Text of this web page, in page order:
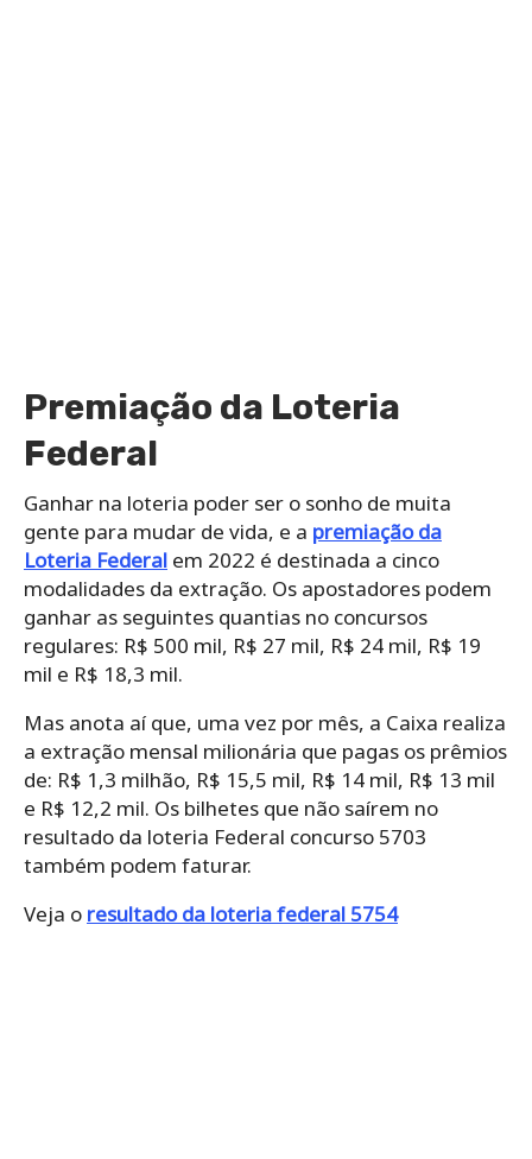
Premiação da Loteria
Federal
Ganhar na loteria poder ser o sonho de muita
gente para mudar de vida, e a premiação da
Loteria Federal em 2022 é destinada a cinco
modalidades da extração. Os apostadores podem
ganhar as seguintes quantias no concursos
regulares: R$ 500 mil, R$ 27 mil, R$ 24 mil, R$ 19
mil e R$ 18,3 mil.
Mas anota aí que, uma vez por mês, a Caixa realiza
a extração mensal milionária que pagas os prêmios
de: R$ 1,3 milhão, R$ 15,5 mil, R$ 14 mil, R$ 13 mil
e R$ 12,2 mil. Os bilhetes que não saírem no
resultado da loteria Federal concurso 5703
também podem faturar.
Veja o resultado da loteria federal 5754